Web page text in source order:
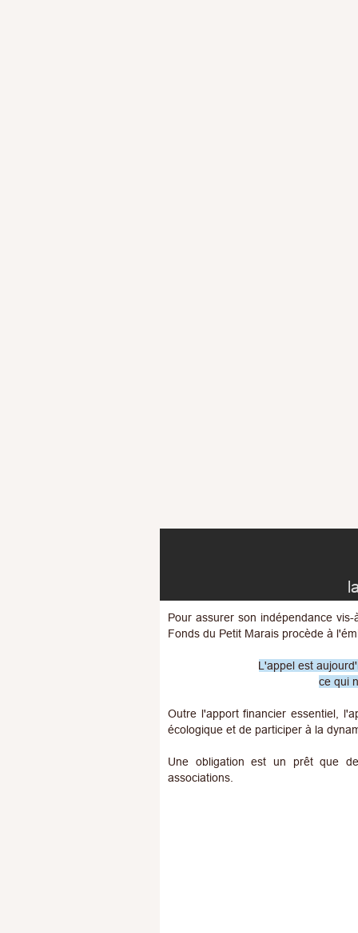
Pour assurer son indépendance
Fonds du Petit Marais procède à
L'appel est
ce qui
Outre l'apport financier essentiel,
écologique et de participer à la
Une obligation est un prêt que
associations.